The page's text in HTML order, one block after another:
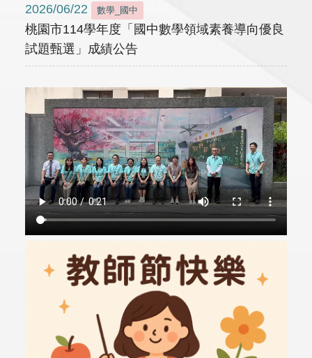
2026/06/22 數學_國中
桃園市114學年度「國中數學領域素養導向優良
試題甄選」成績公告